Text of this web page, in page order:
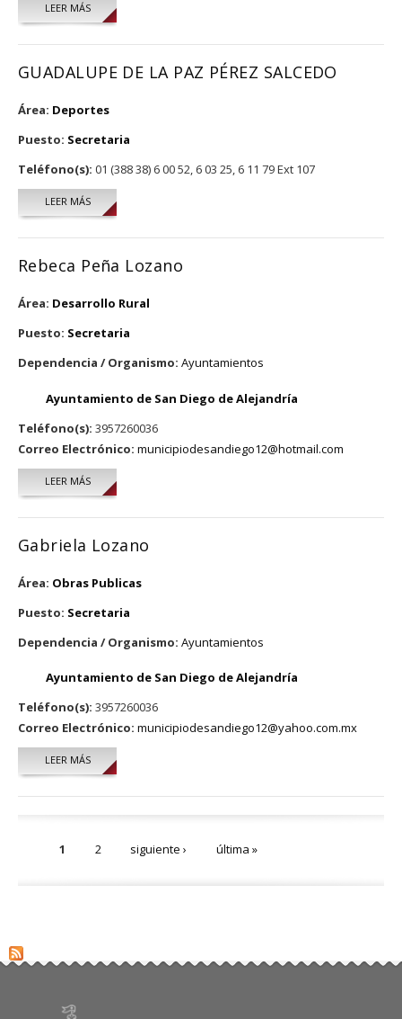
LEER MÁSSOBRE VERÓNICA AGUIRRE BECERRA
GUADALUPE DE LA PAZ PÉREZ SALCEDO
Área: Deportes
Puesto: Secretaria
Teléfono(s): 01 (388 38) 6 00 52, 6 03 25, 6 11 79 Ext 107
LEER MÁSSOBRE GUADALUPE DE LA PAZ PÉREZ SALCEDO
Rebeca Peña Lozano
Área: Desarrollo Rural
Puesto: Secretaria
Dependencia / Organismo: Ayuntamientos
Ayuntamiento de San Diego de Alejandría
Teléfono(s): 3957260036
Correo Electrónico: municipiodesandiego12@hotmail.com
LEER MÁSSOBRE REBECA PEÑA LOZANO
Gabriela Lozano
Área: Obras Publicas
Puesto: Secretaria
Dependencia / Organismo: Ayuntamientos
Ayuntamiento de San Diego de Alejandría
Teléfono(s): 3957260036
Correo Electrónico: municipiodesandiego12@yahoo.com.mx
LEER MÁSSOBRE GABRIELA LOZANO
1 2 siguiente › última »